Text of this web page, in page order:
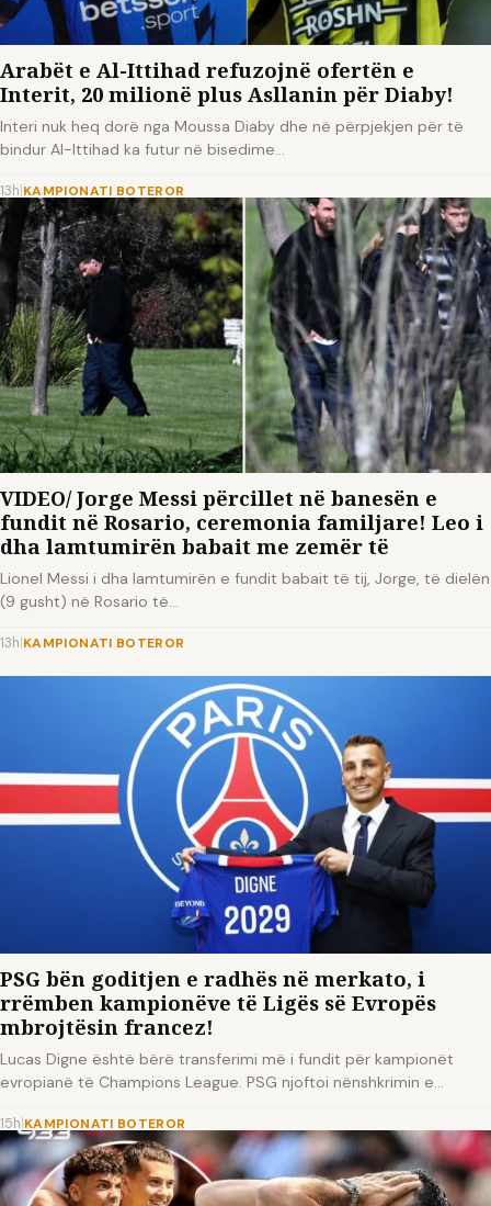
Arabët e Al-Ittihad refuzojnë ofertën e
Interit, 20 milionë plus Asllanin për Diaby!
Interi nuk heq dorë nga Moussa Diaby dhe në përpjekjen për të
bindur Al-Ittihad ka futur në bisedime…
13h KAMPIONATI BOTEROR
VIDEO/ Jorge Messi përcillet në banesën e
fundit në Rosario, ceremonia familjare! Leo i
dha lamtumirën babait me zemër të
Lionel Messi i dha lamtumirën e fundit babait të tij, Jorge, të dielën
(9 gusht) në Rosario të…
13h KAMPIONATI BOTEROR
PSG bën goditjen e radhës në merkato, i
rrëmben kampionëve të Ligës së Evropës
mbrojtësin francez!
Lucas Digne është bërë transferimi më i fundit për kampionët
evropianë të Champions League. PSG njoftoi nënshkrimin e…
15h KAMPIONATI BOTEROR